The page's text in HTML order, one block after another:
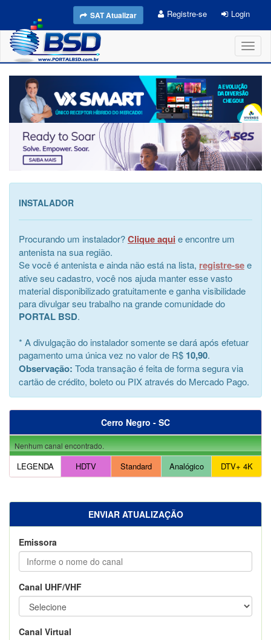
SAT Atualizar Registre-se Login
INSTALADOR
Procurando um instalador?Clique aqui e encontre um
antenista na sua região.
Se você é antenista e ainda não está na lista, registre-see
ative seu cadastro, você nos ajuda manter esse vasto
material disponibilizado gratuitamente e ganha visibilidade
para divulgar seu trabalho na grande comunidade do
PORTAL BSD.
* A divulgação do instalador somente se dará após efetuar
pagamento uma única vez no valor de R$ 10,90.
Observação: Toda transação é feita de forma segura via
cartão de crédito, boleto ou PIX através do Mercado Pago.
Cerro Negro - SC
Nenhum canal encontrado.
LEGENDA HDTV Standard Analógico DTV+ 4K
ENVIAR ATUALIZAÇÃO
Emissora
Canal UHF/VHF
Canal Virtual